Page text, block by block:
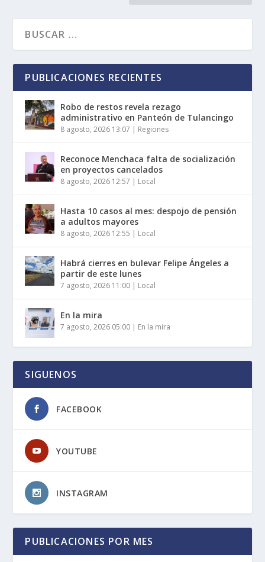
PUBLICACIONES RECIENTES
Robo de restos revela rezago
administrativo en Panteón de Tulancingo
8 agosto, 2026 13:07 | Regiones
Reconoce Menchaca falta de socialización
en proyectos cancelados
8 agosto, 2026 12:57 | Local
Hasta 10 casos al mes: despojo de pensión
a adultos mayores
8 agosto, 2026 12:55 | Local
Habrá cierres en bulevar Felipe Ángeles a
partir de este lunes
7 agosto, 2026 11:00 | Local
En la mira
7 agosto, 2026 05:00 | En la mira
SIGUENOS
FACEBOOK
YOUTUBE
INSTAGRAM
PUBLICACIONES POR MES